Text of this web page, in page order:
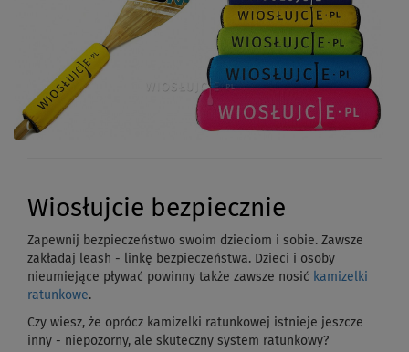
Wiosłujcie bezpiecznie
Zapewnij bezpieczeństwo swoim dzieciom i sobie. Zawsze
zakładaj leash - linkę bezpieczeństwa. Dzieci i osoby
nieumiejące pływać powinny także zawsze nosić kamizelki
ratunkowe.
Czy wiesz, że oprócz kamizelki ratunkowej istnieje jeszcze
inny - niepozorny, ale skuteczny system ratunkowy?